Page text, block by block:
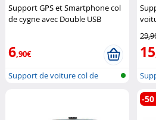
Support GPS et Smartphone col
de cygne avec Double USB
6,90€
Support de voiture col de
15
-